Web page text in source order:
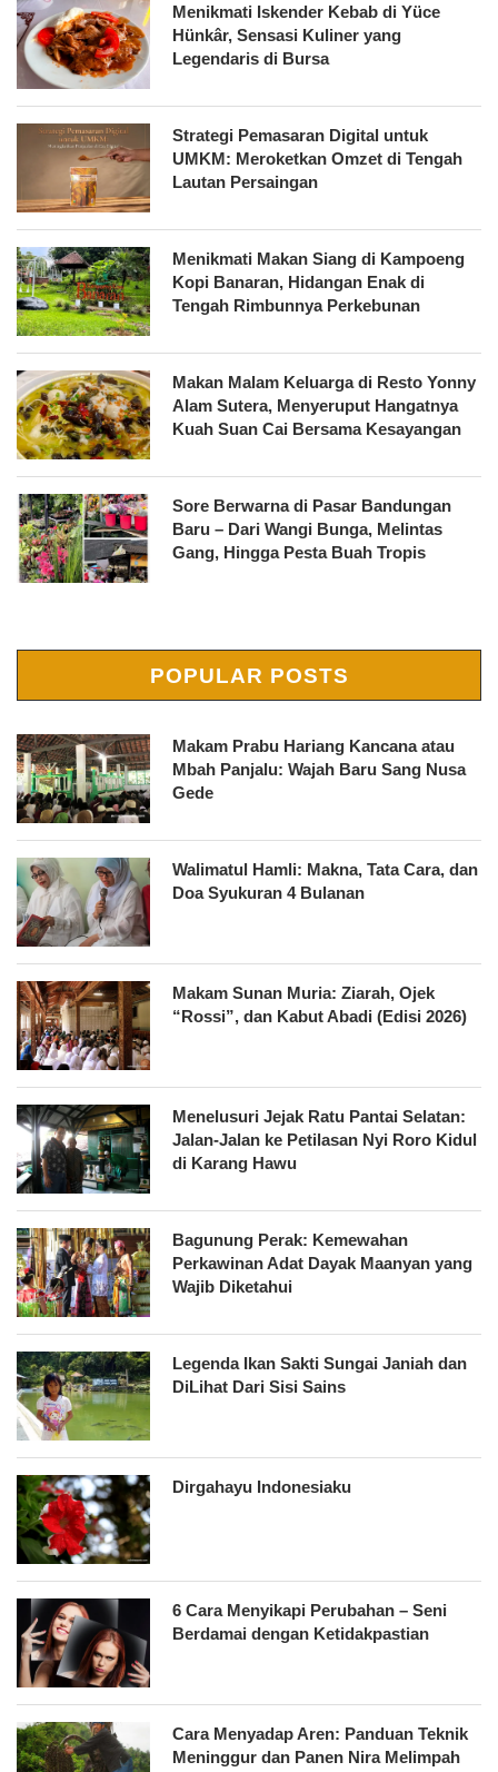
Menikmati Iskender Kebab di Yüce
Hünkâr, Sensasi Kuliner yang
Legendaris di Bursa
Strategi Pemasaran Digital untuk
UMKM: Meroketkan Omzet di Tengah
Lautan Persaingan
Menikmati Makan Siang di Kampoeng
Kopi Banaran, Hidangan Enak di
Tengah Rimbunnya Perkebunan
Makan Malam Keluarga di Resto Yonny
Alam Sutera, Menyeruput Hangatnya
Kuah Suan Cai Bersama Kesayangan
Sore Berwarna di Pasar Bandungan
Baru – Dari Wangi Bunga, Melintas
Gang, Hingga Pesta Buah Tropis
POPULAR POSTS
Makam Prabu Hariang Kancana atau
Mbah Panjalu: Wajah Baru Sang Nusa
Gede
Walimatul Hamli: Makna, Tata Cara, dan
Doa Syukuran 4 Bulanan
Makam Sunan Muria: Ziarah, Ojek
“Rossi”, dan Kabut Abadi (Edisi 2026)
Menelusuri Jejak Ratu Pantai Selatan:
Jalan-Jalan ke Petilasan Nyi Roro Kidul
di Karang Hawu
Bagunung Perak: Kemewahan
Perkawinan Adat Dayak Maanyan yang
Wajib Diketahui
Legenda Ikan Sakti Sungai Janiah dan
DiLihat Dari Sisi Sains
Dirgahayu Indonesiaku
6 Cara Menyikapi Perubahan – Seni
Berdamai dengan Ketidakpastian
Cara Menyadap Aren: Panduan Teknik
Meninggur dan Panen Nira Melimpah